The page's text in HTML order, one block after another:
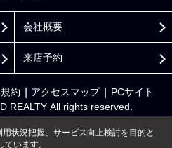
会社概要
来店予約
約 アクセスマップ PCサイト
REALTY All rights reserved.
状況把握、サービス向上検討を目的と
います。